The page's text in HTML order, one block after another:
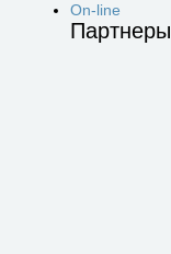
On-line
Партнеры